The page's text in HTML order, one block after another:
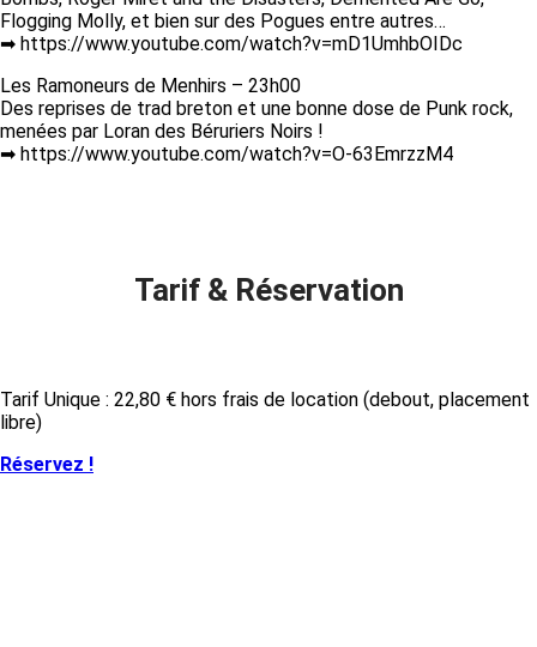
Flogging Molly, et bien sur des Pogues entre autres…
➡ https://www.youtube.com/watch?v=mD1UmhbOIDc
Les Ramoneurs de Menhirs – 23h00
Des reprises de trad breton et une bonne dose de Punk rock,
menées par Loran des Béruriers Noirs !
➡ https://www.youtube.com/watch?v=O-63EmrzzM4
Tarif & Réservation
Tarif Unique : 22,80 € hors frais de location (debout, placement
libre)
Réservez !